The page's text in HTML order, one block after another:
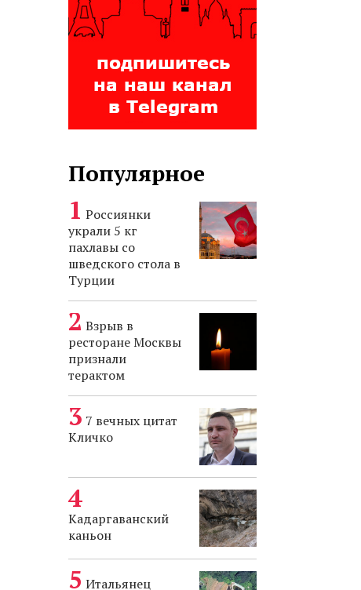
Популярное
Россиянки
украли 5 кг
пахлавы со
шведского стола в
Турции
Взрыв в
ресторане Москвы
признали
терактом
7 вечных цитат
Кличко
Кадаргаванский
каньон
Итальянец